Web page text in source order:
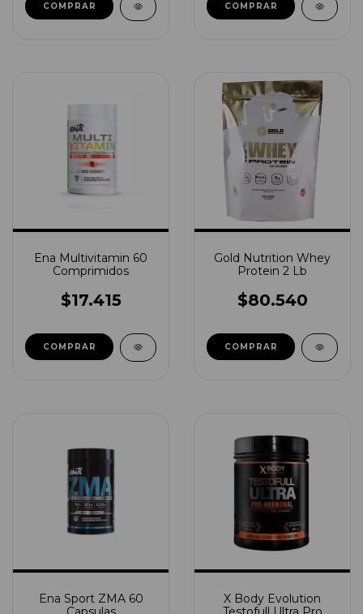
COMPRAR
Ena Multivitamin 60
Comprimidos
$17.415
Gold Nutrition Whey
Protein 2 Lb
$80.540
COMPRAR
Ena Sport ZMA 60
X Body Evolution